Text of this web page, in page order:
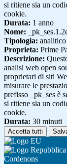
si ritiene sia un
cookie.
Durata: 1 anno
Nome:
Tipologia: analitico
Proprieta: Prime
Descrizione:
analisi web open
proprietari di siti
misurare le
prefisso _pk_ses è
si ritiene sia un
cookie.
Durata: 30 minuti
Accetta tutti
Cordenons